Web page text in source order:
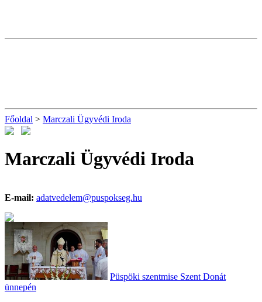
Főoldal > Marczali Ügyvédi Iroda
Marczali Ügyvédi Iroda
E-mail: adatvedelem@puspokseg.hu
Püspöki szentmise Szent Donát
ünnepén